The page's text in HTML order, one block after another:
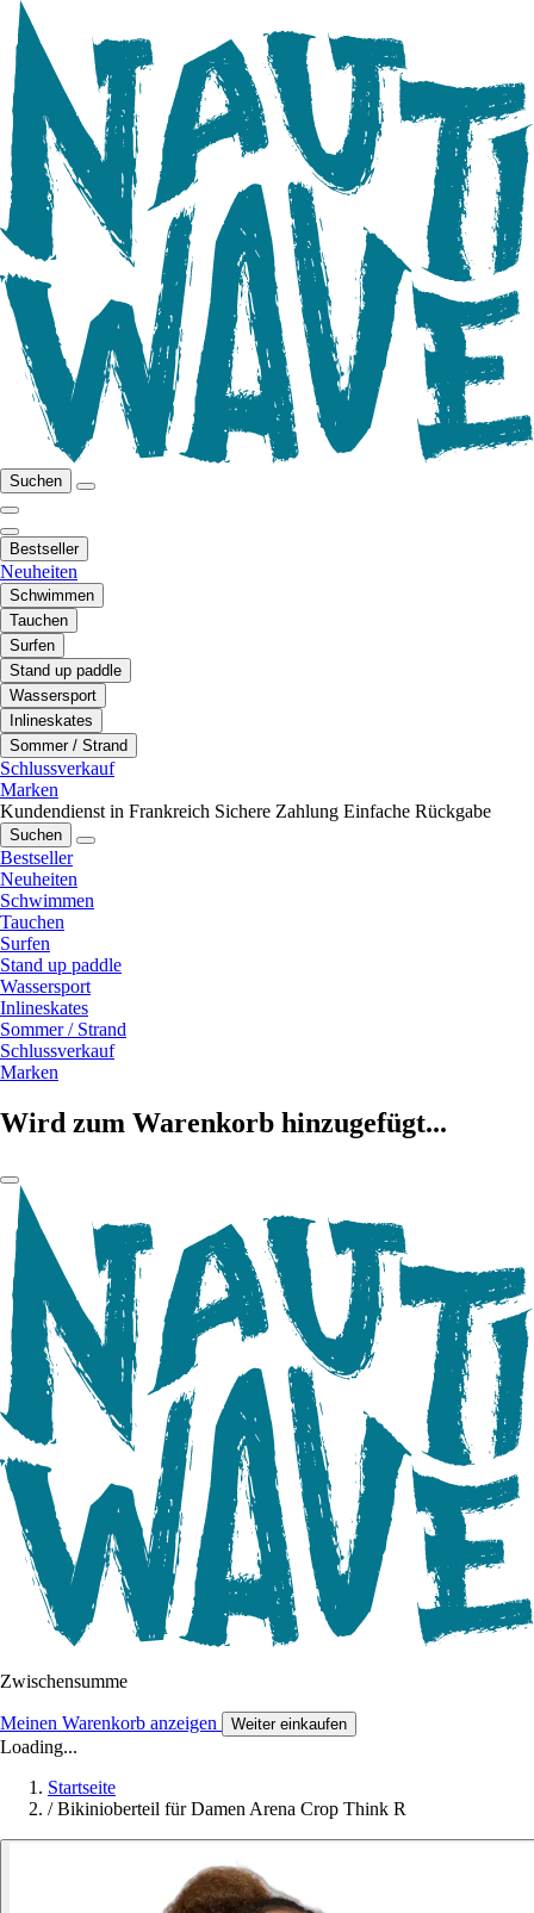
Suchen
Bestseller
Neuheiten
Schwimmen
Tauchen
Surfen
Stand up paddle
Wassersport
Inlineskates
Sommer / Strand
Schlussverkauf
Marken
Kundendienst in Frankreich Sichere Zahlung Einfache Rückgabe
Suchen
Bestseller
Neuheiten
Schwimmen
Tauchen
Surfen
Stand up paddle
Wassersport
Inlineskates
Sommer / Strand
Schlussverkauf
Marken
Wird zum Warenkorb hinzugefügt...
Zwischensumme
Meinen Warenkorb anzeigen Weiter einkaufen
Loading...
Startseite
/ Bikinioberteil für Damen Arena Crop Think R